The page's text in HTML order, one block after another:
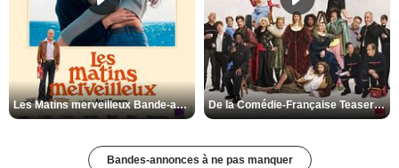
Les Matins merveilleux Bande-annonce VF De la Comédie-Française Teaser VF
Bandes-annonces à ne pas manquer